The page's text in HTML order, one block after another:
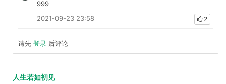
999
2021-09-23 23:58
2
请先 登录 后评论
人生若如初见